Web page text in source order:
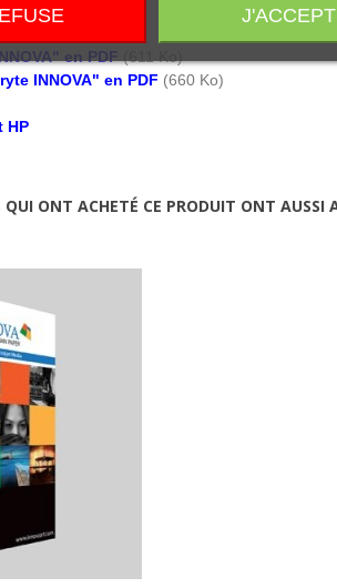
Ko)
en PDF(611 Ko)
INNOVA" en PDF (660 Ko)
HP
QUI ONT ACHETÉ CE PRODUIT ONT AUSSI